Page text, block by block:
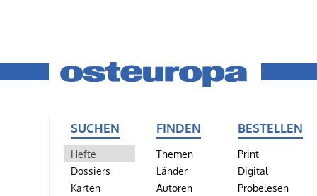
SUCHEN
Hefte
Dossiers
Karten
FINDEN
Themen
Länder
Autoren
BESTELLEN
Print
Digital
Probelesen